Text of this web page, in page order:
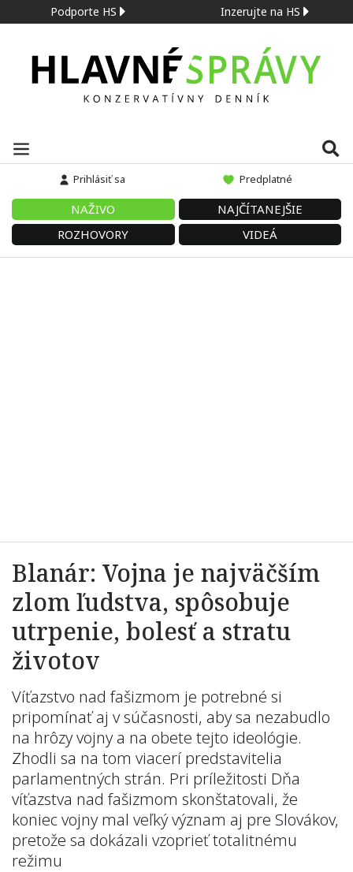
Podporte HS Inzerujte na HS
Prihlásiť sa Predplatné
NAŽIVO
NAJČÍTANEJŠIE
ROZHOVORY
VIDEÁ
Blanár: Vojna je najväčším
zlom ľudstva, spôsobuje
utrpenie, bolesť a stratu
životov
Víťazstvo nad fašizmom je potrebné si
pripomínať aj v súčasnosti, aby sa nezabudlo
na hrôzy vojny a na obete tejto ideológie.
Zhodli sa na tom viacerí predstavitelia
parlamentných strán. Pri príležitosti Dňa
víťazstva nad fašizmom skonštatovali, že
koniec vojny mal veľký význam aj pre Slovákov,
pretože sa dokázali vzoprieť totalitnému
režimu